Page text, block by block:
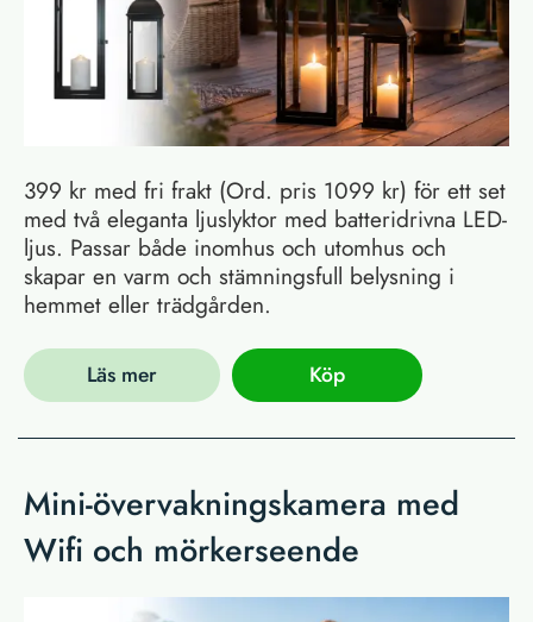
399 kr med fri frakt (Ord. pris 1099 kr) för ett set
med två eleganta ljuslyktor med batteridrivna LED-
ljus. Passar både inomhus och utomhus och
skapar en varm och stämningsfull belysning i
hemmet eller trädgården.
Läs mer Köp
Mini-övervakningskamera med
Wifi och mörkerseende